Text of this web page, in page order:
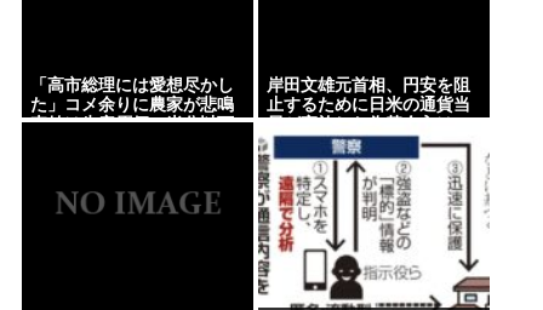
「高市総理には愛想尽かし
た」コメ余りに農家が悲鳴
売値は生産原価の半分以下
岸田文雄元首相、円安を阻
止するために日米の通貨当
局が実施した為替介入は
「一時しのぎに過ぎない」
との認識を示す